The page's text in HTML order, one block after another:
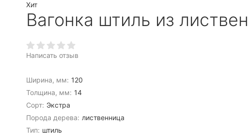
Хит
Вагонка штиль из
Написать отзыв
Ширина, мм: 120
Толщина, мм: 14
Сорт: Экстра
Порода дерева: лиственница
Тип: штиль